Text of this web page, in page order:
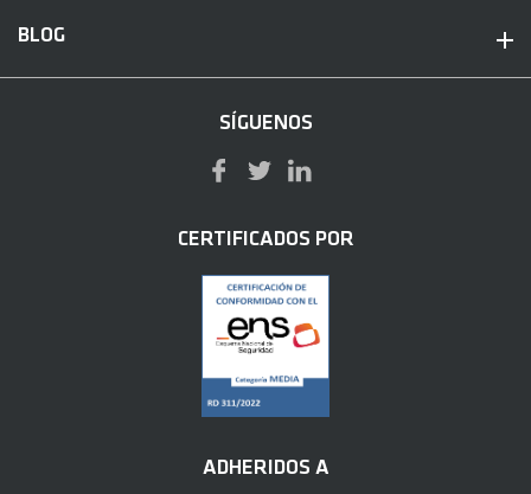
BLOG
SÍGUENOS
CERTIFICADOS POR
ADHERIDOS A